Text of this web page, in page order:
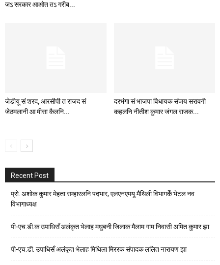
जऽ सरकार आओत तऽ गरीब...
जेडीयू सं शरद, आरसीपी त राजद सं
जेठमलानी आ मीसा कैलनि...
दरभंगा सं भाजपा विधायक संजय सरावगी
कहलनि नीतीश कुमार जंगल राजक...
Recent Post
प्रो. अशोक कुमार मेहता सम्हारलनि पदभार, एलएनएमयू मैथिली विभागकेँ भेटल नव
विभागाध्यक्ष
पी-एच.डी.क उपाधिसँ अलंकृत भेलाह मधुबनी जिलाक मैलाम गाम निवासी अमित कुमार झा
पी-एच.डी. उपाधिसँ अलंकृत भेलाह मिथिला मिररक संपादक ललित नारायण झा